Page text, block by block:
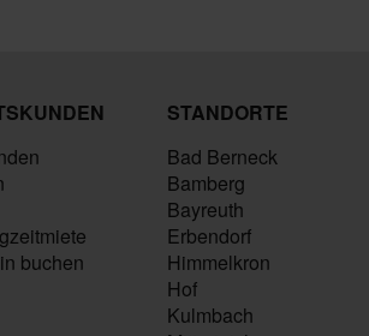
buchen
STANDORTE
Bad Berneck
Bamberg
Bayreuth
Erbendorf
Himmelkron
Hof
Kulmbach